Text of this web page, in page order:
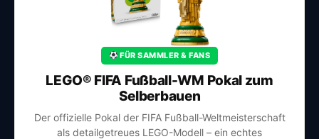
FÜR SAMMLER & FANS
LEGO® FIFA Fußball-WM Pokal zum
Selberbauen
Der offizielle Pokal der FIFA Fußball-Weltmeisterschaft
als detailgetreues LEGO-Modell – ein echtes